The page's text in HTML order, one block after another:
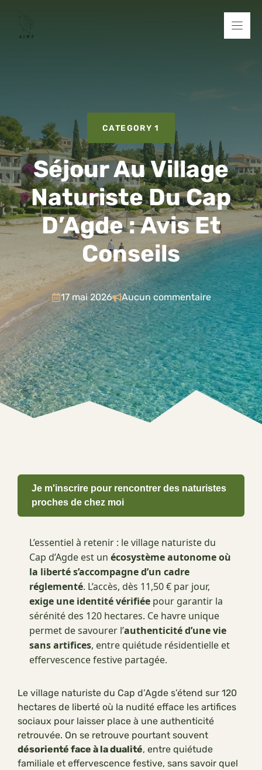
contenu
CATEGORY 1
Séjour Au Village
Naturiste Du Cap
D’Agde : Avis Et
Conseils
17 mai 2026 Aucun commentaire
Je m'inscrire pour rencontrer des naturistes
proches de chez moi
L’essentiel à retenir : le village naturiste du
Cap d’Agde est un écosystème autonome où
la liberté s’accompagne d’un cadre
réglementé. L’accès, dès 11,50 € par jour,
exige une identité vérifiée pour garantir la
sérénité des 120 hectares. Ce havre unique
permet de savourer l’authenticité d’une vie
sans artifices, entre quiétude résidentielle et
effervescence festive partagée.
Le village naturiste du Cap d’Agde s’étend sur 120
hectares de liberté où la nudité efface les artifices
sociaux pour laisser place à une authenticité
retrouvée. On se retrouve pourtant souvent
désorienté face à la dualité, entre quiétude
familiale et effervescence festive, sans savoir quel